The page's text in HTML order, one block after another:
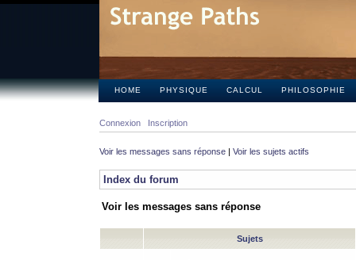
HOME PHYSIQUE CALCUL PHILOSOPHIE
Connexion Inscription
Voir les messages sans réponse | Voir les sujets actifs
Index du forum
Voir les messages sans réponse
Sujets